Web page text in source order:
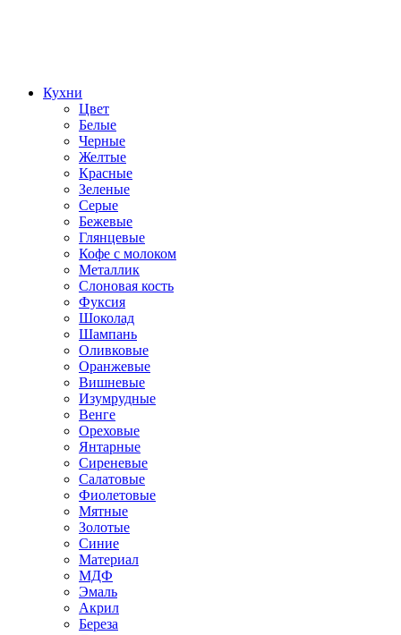
Кухни
Цвет
Белые
Черные
Желтые
Красные
Зеленые
Серые
Бежевые
Глянцевые
Кофе с молоком
Металлик
Слоновая кость
Фуксия
Шоколад
Шампань
Оливковые
Оранжевые
Вишневые
Изумрудные
Венге
Ореховые
Янтарные
Сиреневые
Салатовые
Фиолетовые
Мятные
Золотые
Синие
Материал
МДФ
Эмаль
Акрил
Береза